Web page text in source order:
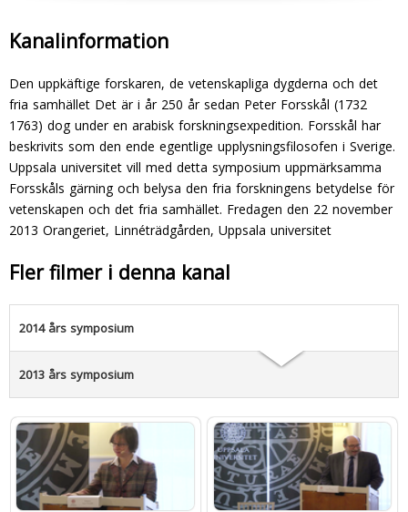
Kanalinformation
Den uppkäftige forskaren, de vetenskapliga dygderna och det
fria samhället Det är i år 250 år sedan Peter Forsskål (1732 
1763) dog under en arabisk forskningsexpedition. Forsskål har
beskrivits som den ende egentlige upplysningsfilosofen i Sverige.
Uppsala universitet vill med detta symposium uppmärksamma
Forsskåls gärning och belysa den fria forskningens betydelse för
vetenskapen och det fria samhället. Fredagen den 22 november
2013 Orangeriet, Linnéträdgården, Uppsala universitet
Fler filmer i denna kanal
2014 års symposium
2013 års symposium